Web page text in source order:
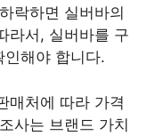
락하면 실버바의
라서, 실버바를 구
해야 합니다.
매처에 따라 가격
사는 브랜드 가치